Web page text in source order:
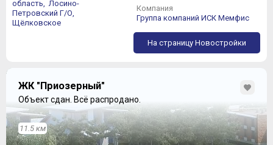
область, Лосино-
Петровский Г/О,
Щёлковское
Компания
Группа компаний ИСК Мемфис
На страницу Новостройки
ЖК "Приозерный"
Объект сдан. Всё распродано.
11.5 км